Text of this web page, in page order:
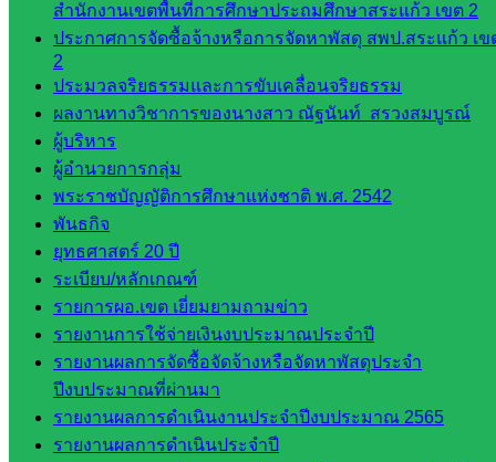
สำนักงานเขตพื้นที่การศึกษาประถมศึกษาสระแก้ว เขต 2
ประกาศการจัดซื้อจ้างหรือการจัดหาพัสดุ สพป.สระแก้ว เข
2
ประมวลจริยธรรมและการขับเคลื่อนจริยธรรม
ผลงานทางวิชาการของนางสาว ณัฐนันท์ สรวงสมบูรณ์
ผู้บริหาร
ผู้อำนวยการกลุ่ม
พระราชบัญญัติการศึกษาแห่งชาติ พ.ศ. 2542
พันธกิจ
ยุทธศาสตร์ 20 ปี
ระเบียบ/หลักเกณฑ์
รายการผอ.เขต เยี่ยมยามถามข่าว
รายงานการใช้จ่ายเงินงบประมาณประจำปี
รายงานผลการจัดซื้อจัดจ้างหรือจัดหาพัสดุประจำ
ปีงบประมาณที่ผ่านมา
รายงานผลการดำเนินงานประจำปีงบประมาณ 2565
รายงานผลการดำเนินประจำปี
และบุ
คลากรฯ
เทศ
ติดตาม
และประ
เมินผลฯ
เว็บไซต์
หลักสูตร
ต้าน
ทุจริต
ห้อง
นิเทศ
ศน.นิพนธ์
พรมพิไล
ห้อง